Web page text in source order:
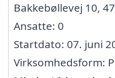
Bakkebøllevej 10,
Ansatte: 0
Startdato: 07. juni
Virksomhedsform: